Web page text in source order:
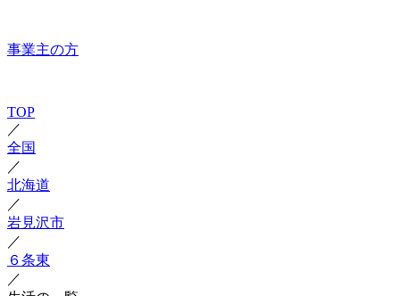
事業主の方
TOP
／
全国
／
北海道
／
岩見沢市
／
６条東
／